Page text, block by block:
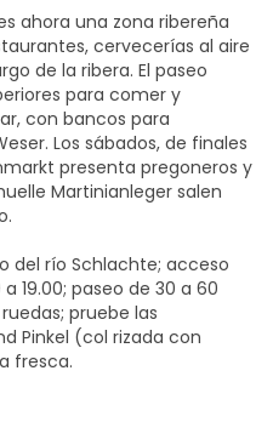
ahora una zona ribereña
cervecerías al aire
de la ribera. El paseo
para comer y
con bancos para
Los sábados, de finales
presenta pregoneros y
Martinianleger salen
del río Schlachte; acceso
19.00; paseo de 30 a 60
pruebe las
Pinkel (col rizada con
fresca.